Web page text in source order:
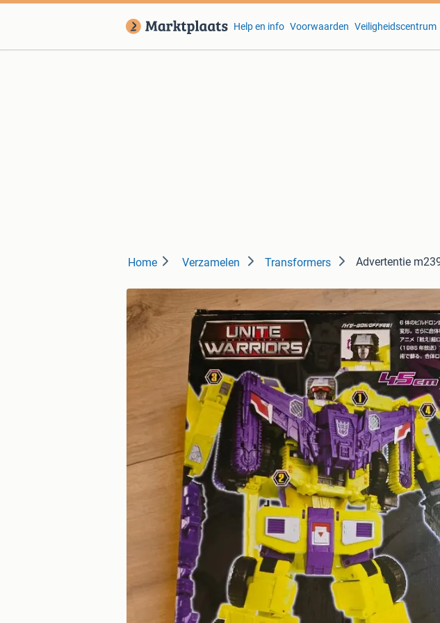
Help en info Voorwaarden Veiligheidscentrum
Home Verzamelen Transformers Advertentie